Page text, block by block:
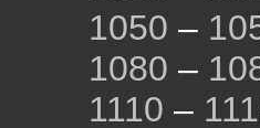
1050 –
1080 –
1110 –